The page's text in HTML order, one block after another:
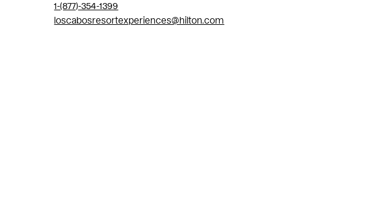
1-(877)-354-1399
loscabosresortexperiences@hilton.com